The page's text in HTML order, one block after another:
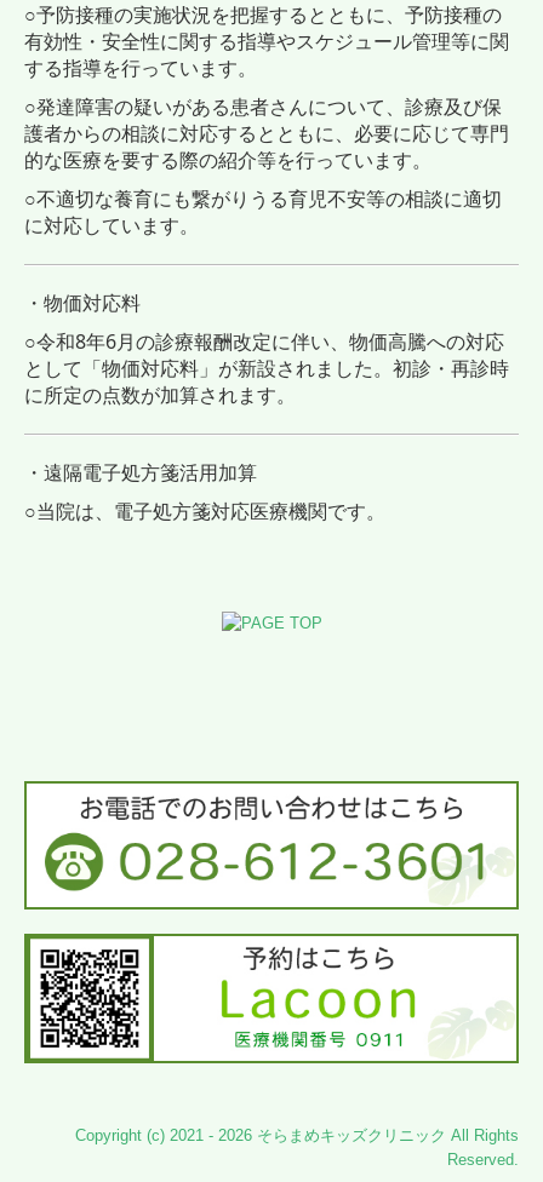
○予防接種の実施状況を把握するとともに、予防接種の
有効性・安全性に関する指導やスケジュール管理等に関
する指導を行っています。
○発達障害の疑いがある患者さんについて、診療及び保
護者からの相談に対応するとともに、必要に応じて専門
的な医療を要する際の紹介等を行っています。
○不適切な養育にも繋がりうる育児不安等の相談に適切
に対応しています。
・物価対応料
○令和8年6月の診療報酬改定に伴い、物価高騰への対応
として「物価対応料」が新設されました。初診・再診時
に所定の点数が加算されます。
・遠隔電子処方箋活用加算
○当院は、電子処方箋対応医療機関です。
Copyright (c) 2021 - 2026 そらまめキッズクリニック All Rights
Reserved.